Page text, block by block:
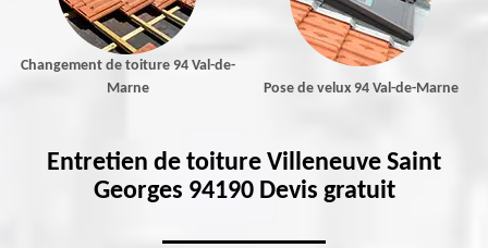
Changement de toiture 94 Val-de-
Marne
Pose de velux 94 Val-de-Marne
Entretien de toiture Villeneuve Saint
Georges 94190 Devis gratuit